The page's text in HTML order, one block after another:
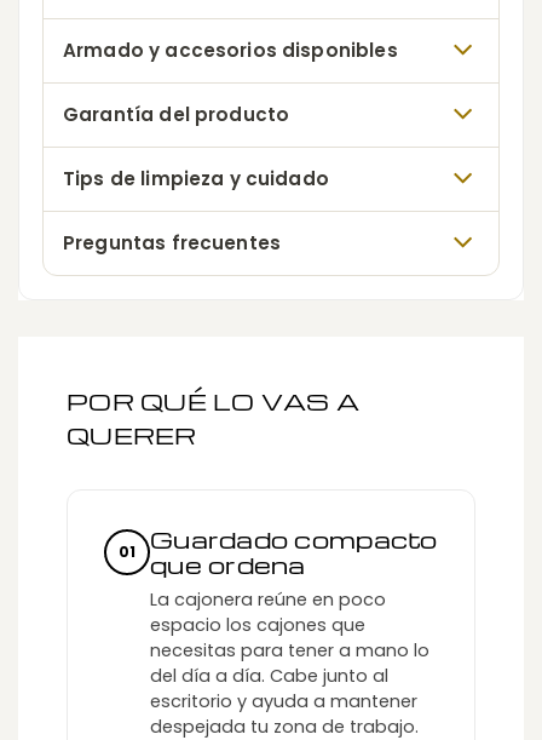
Armado y accesorios disponibles
Garantía del producto
Tips de limpieza y cuidado
Preguntas frecuentes
POR QUÉ LO VAS A
QUERER
01
Guardado compacto
que ordena
La cajonera reúne en poco
espacio los cajones que
necesitas para tener a mano lo
del día a día. Cabe junto al
escritorio y ayuda a mantener
despejada tu zona de trabajo.